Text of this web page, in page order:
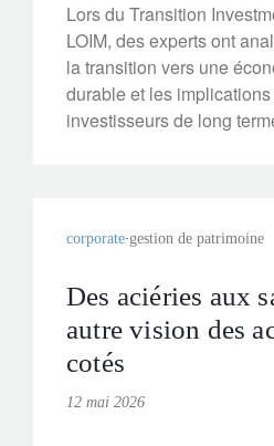
Lors du Transition
LOIM, des experts ont
la transition vers une
durable et les
investisseurs de long
corporate gestion de patrimoine
Des aciéries aux
autre vision des
cotés
12 mai 2026